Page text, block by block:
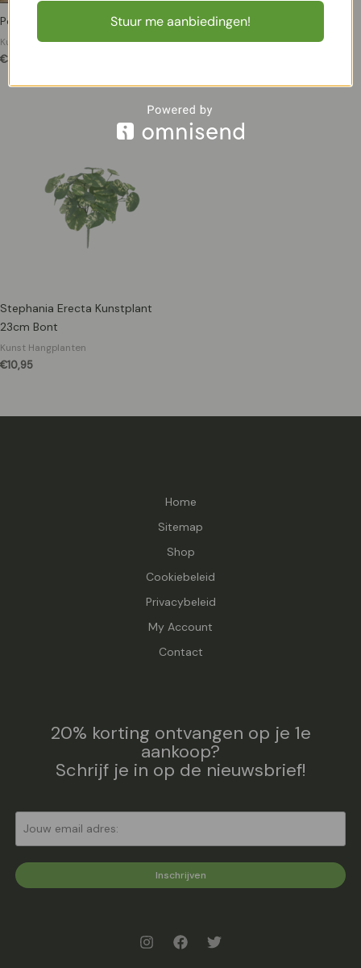
Pothos kunstplant bont 20cm
Kunst Hangplanten
€3,95
Kunst Buxus Guirlande 180cm
UV Deluxe
Stephania Erecta Kunstplant
23cm Bont
Kunst Hangplanten
€10,95
Home
Sitemap
Shop
Cookiebeleid
Privacybeleid
My Account
Contact
20% korting ontvangen op je 1e
aankoop?
Schrijf je in op de nieuwsbrief!
Inschrijven
Stuur me aanbiedingen!